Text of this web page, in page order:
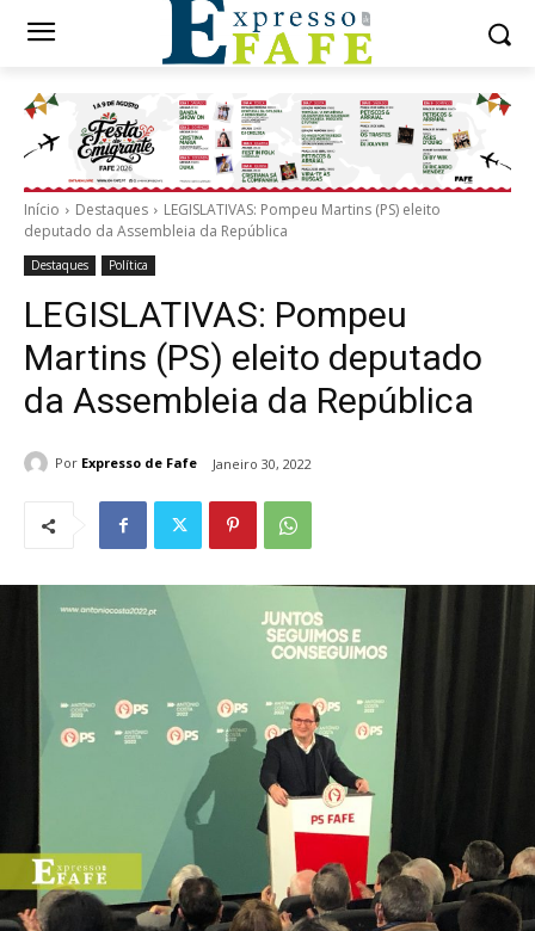
Início Destaques
LEGISLATIVAS: Pompeu Martins (PS) eleito
deputado da Assembleia da República
Destaques Política
LEGISLATIVAS: Pompeu
Martins (PS) eleito deputado
da Assembleia da República
Por Expresso de Fafe Janeiro 30, 2022